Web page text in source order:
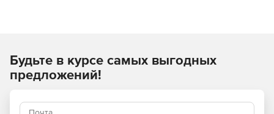
нагрузкой
Диспетчер целостности файлов использует
автоматизацию для обнаружения всех изменений и
политики. Интеграция с существующими системами
Будьте в курсе самых выгодных
предложений!